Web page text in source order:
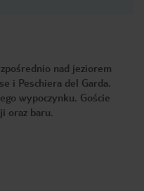
nad jeziorem
i Peschiera del Garda.
wypoczynku. Goście
oraz baru.